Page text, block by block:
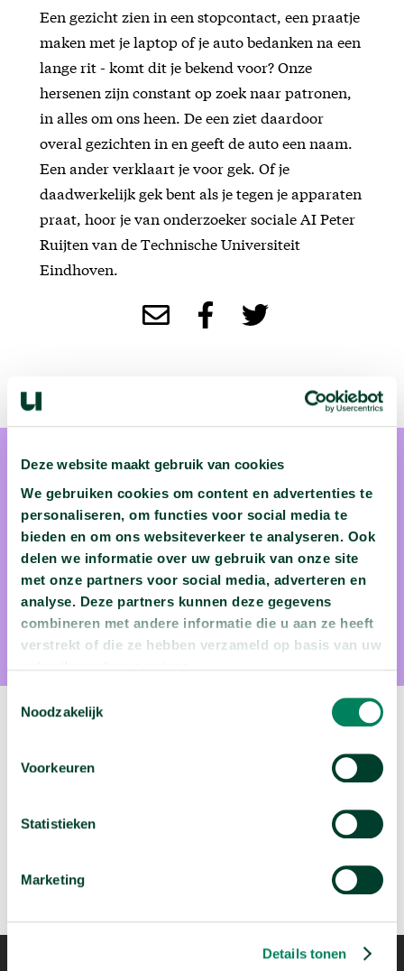
Deze website maakt gebruik van cookies
We gebruiken cookies om content en advertenties te
personaliseren, om functies voor social media te
bieden en om ons websiteverkeer te analyseren. Ook
delen we informatie over uw gebruik van onze site
met onze partners voor social media, adverteren en
analyse. Deze partners kunnen deze gegevens
combineren met andere informatie die u aan ze heeft
verstrekt of die ze hebben verzameld op basis van uw
Noodzakelijk
Voorkeuren
Statistieken
Marketing
Details tonen
Een gezicht zien in een stopcontact, een praatje
maken met je laptop of je auto bedanken na een
lange rit - komt dit je bekend voor? Onze
hersenen zijn constant op zoek naar patronen,
in alles om ons heen. De een ziet daardoor
overal gezichten in en geeft de auto een naam.
Een ander verklaart je voor gek. Of je
daadwerkelijk gek bent als je tegen je apparaten
praat, hoor je van onderzoeker sociale AI Peter
Ruijten van de Technische Universiteit
Eindhoven.
Peter Ruijten
Peter Ruijten is onderzoeker sociale AI aan de Technische
Universiteit Eindhoven